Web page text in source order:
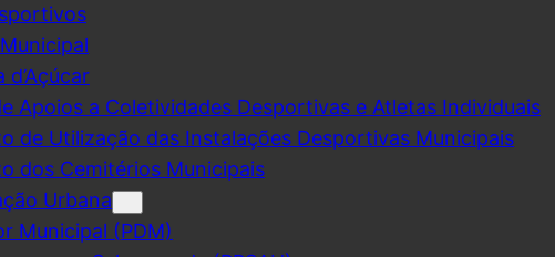
d’Açúcar
Apoios a Coletividades Desportivas e Atletas Individuais
de Utilização das Instalações Desportivas Municipais
dos Cemitérios Municipais
Urbana
Municipal (PDM)